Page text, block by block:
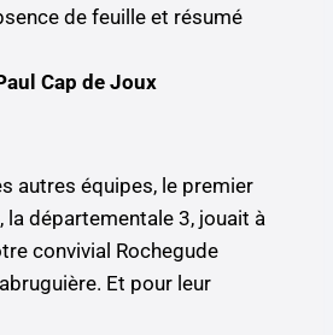
de feuille et résumé
Cap de Joux
autres équipes, le premier
la départementale 3, jouait à
convivial Rochegude
Et pour leur